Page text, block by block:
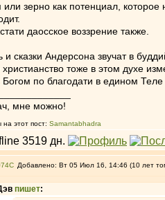
зерно как потенциал, которое
даосское воззрение также.
и сказки Андерсона звучат в
тоже в этом духе
Богом по благодати в едином
мне можно!
на этот пост: Samantabhadra
Добавлено: Вт 05 Июл 16, 14:46 (10 лет
пишет: